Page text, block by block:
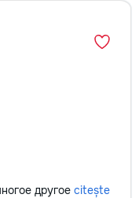
другое citește